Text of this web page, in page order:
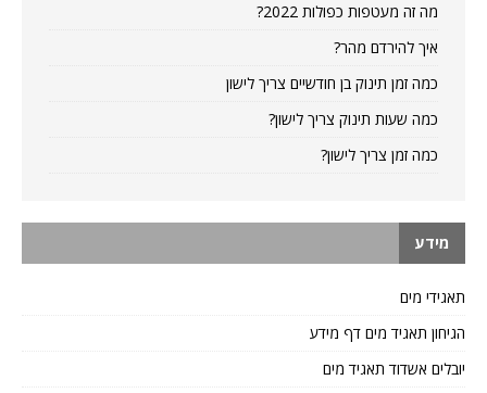
מה זה מעטפות כפולות 2022?
איך להירדם מהר?
כמה זמן תינוק בן חודשיים צריך לישון
כמה שעות תינוק צריך לישון?
כמה זמן צריך לישון?
מידע
תאגידי מים
הגיחון תאגיד מים דף מידע
יובלים אשדוד תאגיד מים